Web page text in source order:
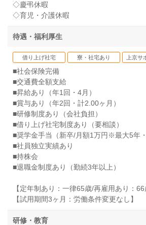
◇慶弔休暇
◇育児・介護休暇
待遇・福利厚生
借り上げ社宅 寮・社宅あり 上京サ
■社会保険完備
■交通費全額支給
■昇給あり（年1回・4月）
■賞与あり（年2回・計2.00ヶ月）
■研修制度あり（会社負担）
■借り上げ社宅制度あり（要相談）
■奨学金手当（新卒/月額1万円※最大5年・
■社員独立実績あり
■持株会
■退職金制度あり（勤続3年以上）
【定年制あり：一律65歳/再雇用あり：66
【試用期間3ヶ月：労働条件変更なし】
研修・教育